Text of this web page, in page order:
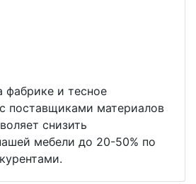
фабрике и тесное
поставщиками материалов
снизить
мебели до 20-50% по